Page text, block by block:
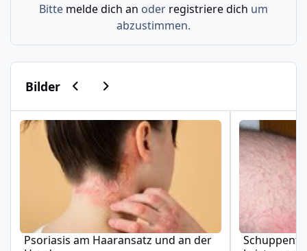
Bitte melde dich an oder registriere dich um
abzustimmen.
BilderVorherige Karussell-Folie
Nächste Karussell-Folie
Psoriasis am Haaransatz und an der Hand
Psoriasis am Haaransatz und an der